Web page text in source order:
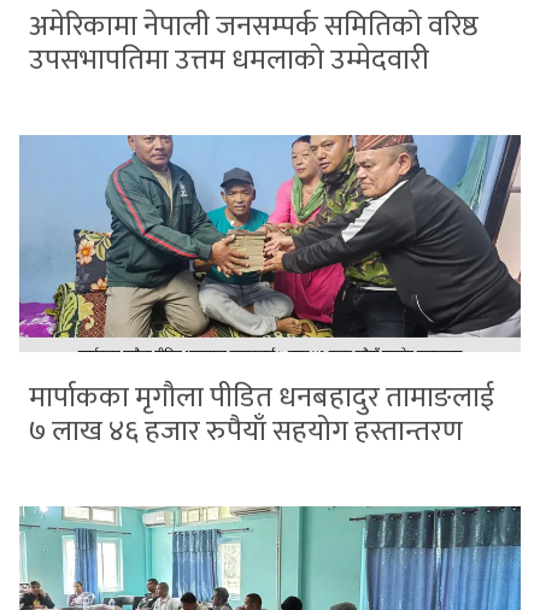
अमेरिकामा नेपाली जनसम्पर्क समितिको वरिष्ठ
उपसभापतिमा उत्तम धमलाको उम्मेदवारी
मार्पाकका मृगौला पीडित धनबहादुर तामाङलाई
७ लाख ४६ हजार रुपैयाँ सहयोग हस्तान्तरण